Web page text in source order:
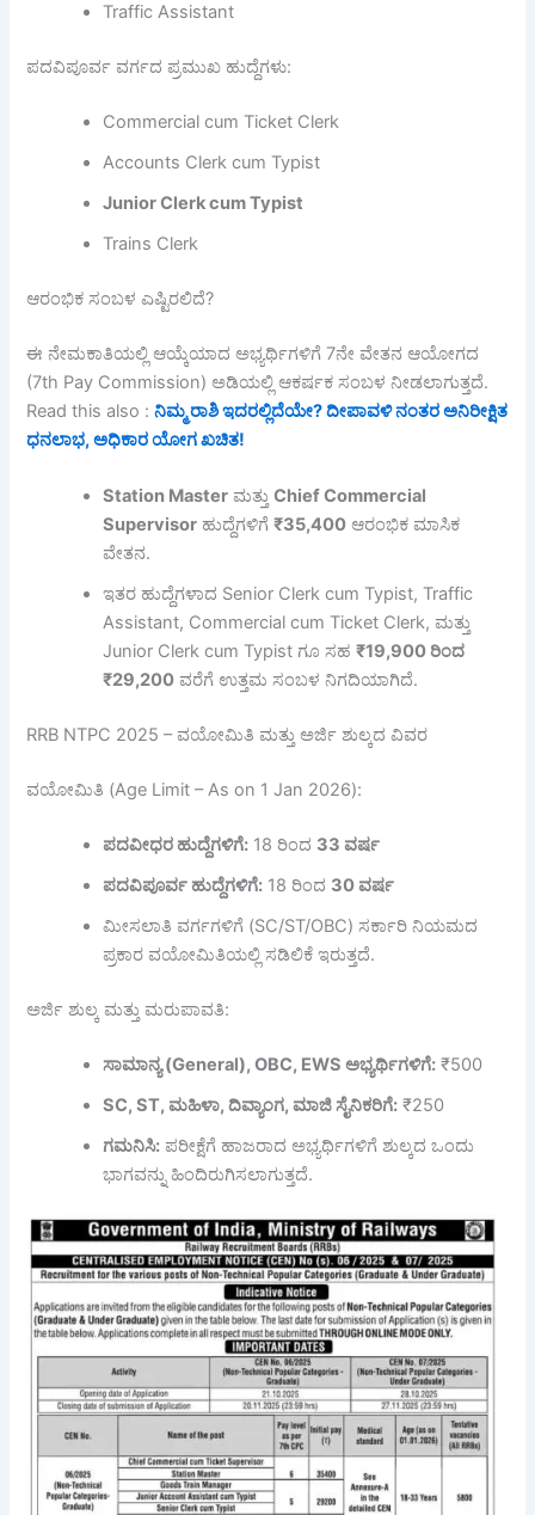
Traffic Assistant
ಪದವಿಪೂರ್ವ ವರ್ಗದ ಪ್ರಮುಖ ಹುದ್ದೆಗಳು:
Commercial cum Ticket Clerk
Accounts Clerk cum Typist
Junior Clerk cum Typist
Trains Clerk
ಆರಂಭಿಕ ಸಂಬಳ ಎಷ್ಟಿರಲಿದೆ?
ಈ ನೇಮಕಾತಿಯಲ್ಲಿ ಆಯ್ಕೆಯಾದ ಅಭ್ಯರ್ಥಿಗಳಿಗೆ 7ನೇ ವೇತನ ಆಯೋಗದ
(7th Pay Commission) ಅಡಿಯಲ್ಲಿ ಆಕರ್ಷಕ ಸಂಬಳ ನೀಡಲಾಗುತ್ತದೆ.
Read this also :ನಿಮ್ಮ ರಾಶಿ ಇದರಲ್ಲಿದೆಯೇ? ದೀಪಾವಳಿ ನಂತರ ಅನಿರೀಕ್ಷಿತ
ಧನಲಾಭ, ಅಧಿಕಾರ ಯೋಗ ಖಚಿತ!
Station Master ಮತ್ತುChief Commercial
Supervisor ಹುದ್ದೆಗಳಿಗೆ₹35,400 ಆರಂಭಿಕ ಮಾಸಿಕ
ವೇತನ.
ಇತರ ಹುದ್ದೆಗಳಾದ Senior Clerk cum Typist, Traffic
Assistant, Commercial cum Ticket Clerk, ಮತ್ತು
Junior Clerk cum Typist ಗೂ ಸಹ₹19,900 ರಿಂದ
₹29,200 ವರೆಗೆ ಉತ್ತಮ ಸಂಬಳ ನಿಗದಿಯಾಗಿದೆ.
RRB NTPC 2025 – ವಯೋಮಿತಿ ಮತ್ತು ಅರ್ಜಿ ಶುಲ್ಕದ ವಿವರ
ವಯೋಮಿತಿ (Age Limit – As on 1 Jan 2026):
ಪದವೀಧರ ಹುದ್ದೆಗಳಿಗೆ: 18 ರಿಂದ 33 ವರ್ಷ
ಪದವಿಪೂರ್ವ ಹುದ್ದೆಗಳಿಗೆ: 18 ರಿಂದ 30 ವರ್ಷ
ಮೀಸಲಾತಿ ವರ್ಗಗಳಿಗೆ (SC/ST/OBC) ಸರ್ಕಾರಿ ನಿಯಮದ
ಪ್ರಕಾರ ವಯೋಮಿತಿಯಲ್ಲಿ ಸಡಿಲಿಕೆ ಇರುತ್ತದೆ.
ಅರ್ಜಿ ಶುಲ್ಕ ಮತ್ತು ಮರುಪಾವತಿ:
ಸಾಮಾನ್ಯ (General), OBC, EWSಅಭ್ಯರ್ಥಿಗಳಿಗೆ: ₹500
SC, ST, ಮಹಿಳಾ,ದಿವ್ಯಾಂಗ, ಮಾಜಿಸೈನಿಕರಿಗೆ: ₹250
ಗಮನಿಸಿ: ಪರೀಕ್ಷೆಗೆ ಹಾಜರಾದ ಅಭ್ಯರ್ಥಿಗಳಿಗೆ ಶುಲ್ಕದ ಒಂದು
ಭಾಗವನ್ನು ಹಿಂದಿರುಗಿಸಲಾಗುತ್ತದೆ.